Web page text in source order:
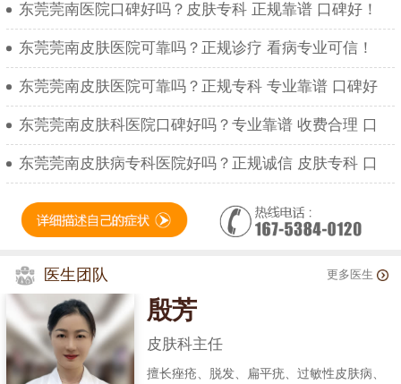
东莞莞南医院口碑好吗？皮肤专科 正规靠谱 口碑好！
东莞莞南皮肤医院可靠吗？正规诊疗 看病专业可信！
东莞莞南皮肤医院可靠吗？正规专科 专业靠谱 口碑好
东莞莞南皮肤科医院口碑好吗？专业靠谱 收费合理 口
东莞莞南皮肤病专科医院好吗？正规诚信 皮肤专科 口
医生团队 更多医生
殷芳
皮肤科主任
擅长痤疮、脱发、扁平疣、过敏性皮肤病、